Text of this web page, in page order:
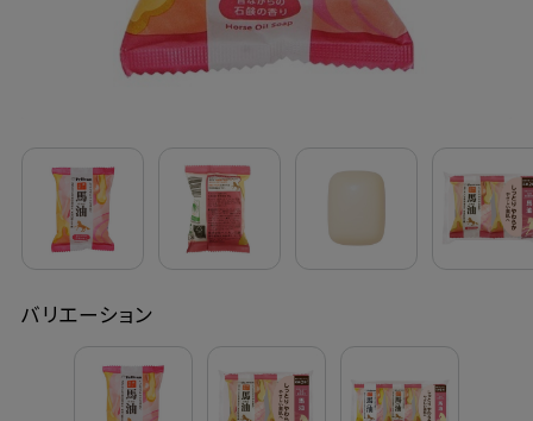
お問い合わせ
ご利用案内
よくあるご質問
会員登録でお得
NEWS一覧
バリエーション